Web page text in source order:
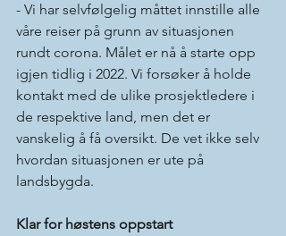
- Vi har selvfølgelig måttet innstille alle
våre reiser på grunn av situasjonen
rundt corona. Målet er nå å starte opp
igjen tidlig i 2022. Vi forsøker å holde
kontakt med de ulike prosjektledere i
de respektive land, men det er
vanskelig å få oversikt. De vet ikke selv
hvordan situasjonen er ute på
landsbygda.
Klar for høstens oppstart